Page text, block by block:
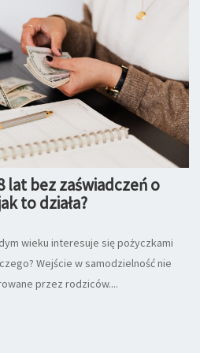
lat bez zaświadczeń o
to działa?
wieku interesuje się pożyczkami
Wejście w samodzielność nie
przez rodziców....